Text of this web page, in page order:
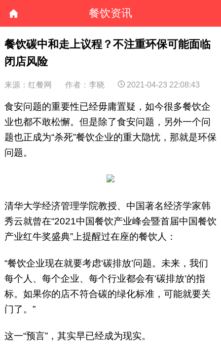
餐饮资讯
餐饮碳中和走上议程？不注重环保可能面临
闭店风险
来源：红餐网 作者：李晓 2021-04-23 22:08:43
食安问题的重要性已经毋庸置疑，如今很多餐饮企
业也都不敢松懈。但是除了食安问题，另外一个问
题也正成为“杀死”餐饮企业的重大隐忧，那就是环保
问题。
清华大学经济管理学院教授、中国著名经济学家韩
秀云就曾在“2021中国餐饮产业峰会暨首届中国餐饮
产业红牛奖盛典”上提醒过在座的餐饮人：
“餐饮企业现在就要考虑‘碳排放’问题。未来，我们
每个人、每个企业、每个行业都会有‘碳排放’的指
标。如果你的店不符合碳的绿化标准，可能就要关
门了。”
这一“预言”，其实早已经成为现实。